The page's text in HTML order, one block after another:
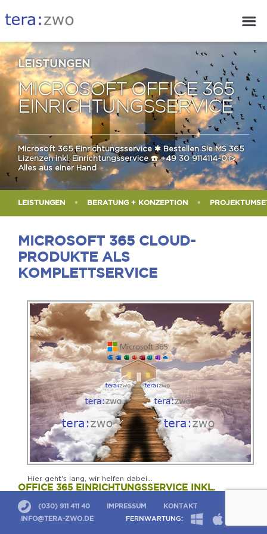
LEISTUNGEN
MICROSOFT OFFICE 365
EINRICHTUNGSSERVICE
Microsoft 365 Einrichtungsservice ✱ Bestellen Sie MS 365
Lizenzen inkl. Einrichtungsservice☎️ +49 30 9114114-0▷
Alles aus einer Hand
LEISTUNGEN BERATUNG + KONZEPTION
MICROSOFT 365 CLOUD-
PRODUKTE ALS
KOMPLETTSERVICE
Hier geht's lang, wir helfen dabei...
OFFICE 365 EINRICHTUNGSSERVICE INKL.
LIZENZBESTELLUNG AUS EINER HAND
Bei uns können Sie Microsoft 365 Lizenzen
(030) 911 411 40 IMPRESSUM KONTAKT
INFO@TERA-ZWO.DE FERNWARTUNG: